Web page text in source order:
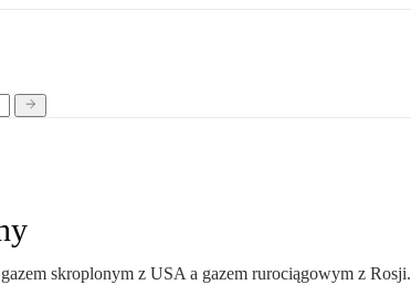
skroplonym z USA a gazem rurociągowym z Rosji.